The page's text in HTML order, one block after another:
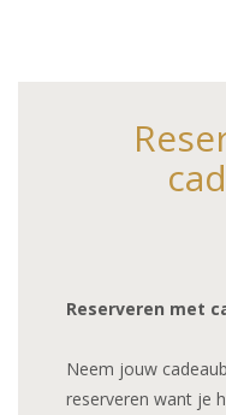
Reserveren met
Neem jouw
reserveren want je